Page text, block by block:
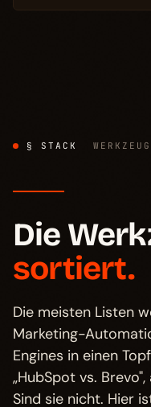
§ STACK
Die
sortiert.
Die meisten Listen
Marketing-
Engines in einen
„HubSpot vs.
Sind sie nicht. Hier